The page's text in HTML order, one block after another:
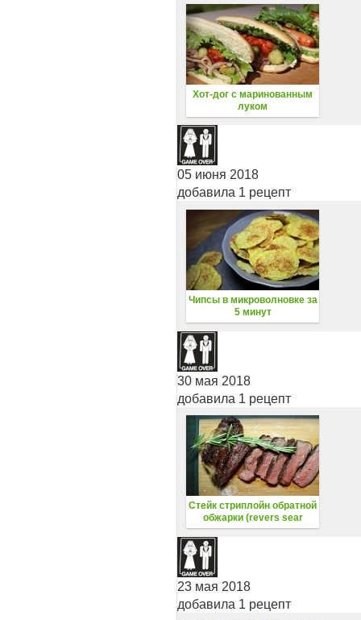
Хот-дог с маринованным
луком
05 июня 2018
добавила 1 рецепт
Чипсы в микроволновке за
5 минут
30 мая 2018
добавила 1 рецепт
Стейк стриплойн обратной
обжарки (revers sear
steak)
23 мая 2018
добавила 1 рецепт